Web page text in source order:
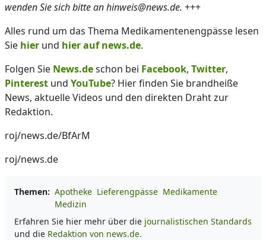
wenden Sie sich bitte an hinweis@news.de. +++
Alles rund um das Thema Medikamentenengpässe lesen
Sie hier und hier auf news.de.
Folgen Sie News.deschon bei Facebook, Twitter,
Pinterest und YouTube? Hier finden Sie brandheiße
News, aktuelle Videos und den direkten Draht zur
Redaktion.
roj/news.de/BfArM
roj/news.de
Themen: Apotheke Lieferengpässe Medikamente
Medizin
Erfahren Sie hier mehr über die journalistischen Standards
und die Redaktion von news.de.